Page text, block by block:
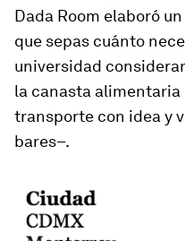
Dada Room elaboró
que sepas cuánto
universidad
la canasta alimentaria
transporte con idea y
bares–.